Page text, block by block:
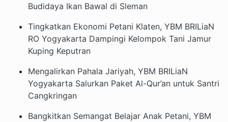
Budidaya Ikan Bawal di Sleman
Tingkatkan Ekonomi Petani Klaten, YBM BRILiaN
RO Yogyakarta Dampingi Kelompok Tani Jamur
Kuping Keputran
Mengalirkan Pahala Jariyah, YBM BRILiaN
Yogyakarta Salurkan Paket Al-Qur’an untuk Santri
Cangkringan
Bangkitkan Semangat Belajar Anak Petani, YBM